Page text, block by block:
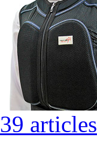
39 articles